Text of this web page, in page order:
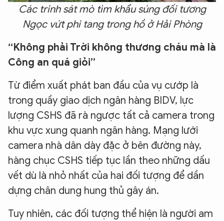
Các trinh sát mò tìm khẩu súng đối tương
Ngọc vứt phi tang trong hồ ở Hải Phòng
“Không phải Trời không thương cháu mà là
Công an quá giỏi”
Từ điểm xuất phát ban đầu của vụ cướp là
trong quầy giao dịch ngân hàng BIDV, lực
lượng CSHS đã rà ngược tất cả camera trong
khu vực xung quanh ngân hàng. Mạng lưới
camera nhà dân dày đặc ở bên đường này,
hàng chục CSHS tiếp tục lần theo những dấu
vết dù là nhỏ nhất của hai đối tượng để dần
dựng chân dung hung thủ gây án.
Tuy nhiên, các đối tượng thể hiện là người am